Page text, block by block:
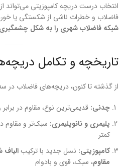
انتخاب درست دریچه کامپوزیتی می‌تواند
فاضلاب و خطرات ناشی از شکستگی یا
شبکه فاضلاب شهری را به شکل
تاریخچه و تکامل
از گذشته تا کنون، دریچه‌های فاضلاب
چدنی: قدیمی‌ترین نوع، مقاوم در
پلیمری و نانوپلیمری: سبک‌تر و مقاوم
کمتر
کامپوزیتی: نسل جدید با ترکیب
مقاوم، سبک، قوی و بادوام